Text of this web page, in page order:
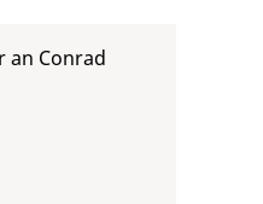
an Conrad